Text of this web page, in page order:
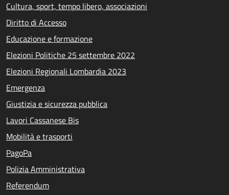
Cultura, sport, tempo libero, associazioni
Diritto di Accesso
Educazione e formazione
Elezioni Politiche 25 settembre 2022
Elezioni Regionali Lombardia 2023
Emergenza
Giustizia e sicurezza pubblica
Lavori Cassanese Bis
Mobilità e trasporti
PagoPa
Polizia Amministrativa
Referendum